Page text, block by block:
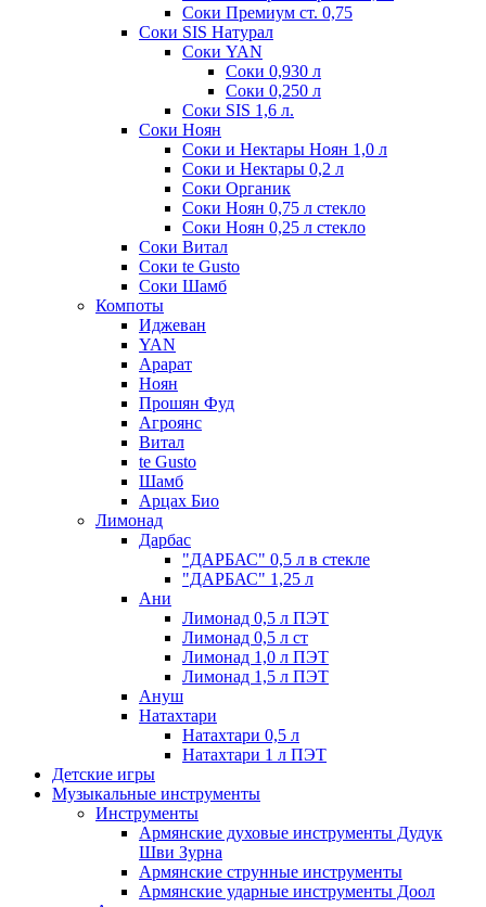
Соки Премиум ст. 0,75
Соки SIS Натурал
Соки YAN
Соки 0,930 л
Соки 0,250 л
Соки SIS 1,6 л.
Соки Ноян
Соки и Нектары Ноян 1,0 л
Соки и Нектары 0,2 л
Соки Органик
Соки Ноян 0,75 л стекло
Соки Ноян 0,25 л стекло
Соки Витал
Соки te Gusto
Соки Шамб
Компоты
Иджеван
YAN
Арарат
Ноян
Прошян Фуд
Агроянс
Витал
te Gusto
Шамб
Арцах Био
Лимонад
Дарбас
"ДАРБАС" 0,5 л в стекле
"ДАРБАС" 1,25 л
Ани
Лимонад 0,5 л ПЭТ
Лимонад 0,5 л ст
Лимонад 1,0 л ПЭТ
Лимонад 1,5 л ПЭТ
Ануш
Натахтари
Натахтари 0,5 л
Натахтари 1 л ПЭТ
Детские игры
Музыкальные инструменты
Инструменты
Армянские духовые инструменты Дудук
Шви Зурна
Армянские струнные инструменты
Армянские ударные инструменты Доол